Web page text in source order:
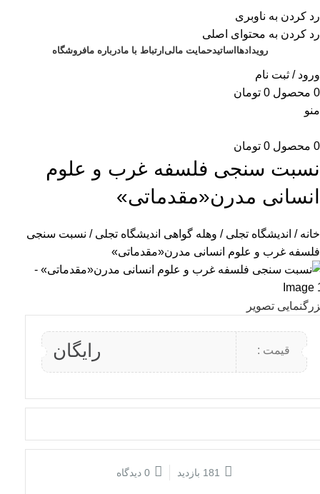
رد کردن به ناوبری
رد کردن به محتوای اصلی
برای طراحی سربرگ به بخش سربرگ ساز بروید...
رویدادها اساتیدحمایت مالی ارتباط با مادرباره مافروشگاه
ورود / ثبت نام
0 محصول 0 تومان
منو
0 محصول 0 تومان
نسبت سنجی فلسفه غرب و علوم
انسانی مدرن«مقدماتی»
خانه اندیشگاه تجلی وهله گواهی اندیشگاه تجلی نسبت سنجی
فلسفه غرب و علوم انسانی مدرن«مقدماتی»
تصویر
قیمت : رایگان
181 بازدید 0 دیدگاه